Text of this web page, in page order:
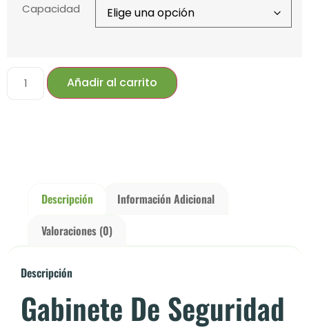
Capacidad
Añadir al carrito
Descripción
Información Adicional
Valoraciones (0)
Descripción
Gabinete De Seguridad